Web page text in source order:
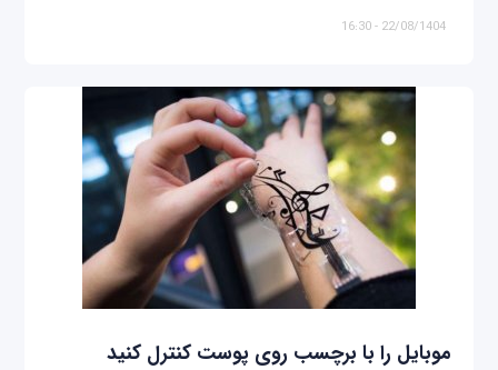
22/08/1404 - 16:30
موبایل‌ را با برچسب روی پوست کنترل کنید